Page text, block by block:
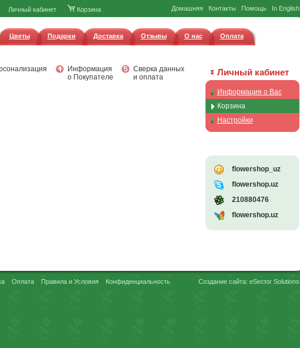
Домашняя Контакты Помощь In English
Личный кабинет Корзина
Цветы Подарки Доставка Отзывы О нас Оплата
Информация
о Покупателе
Сверка данных
и оплата
Личный кабинет
Информация о Вас
Корзина
Настройки
flowershop_uz
flowershop.uz
210880476
flowershop.uz
Оплата Правила и Условия Конфиденциальность Создание сайта: eSector Solutions